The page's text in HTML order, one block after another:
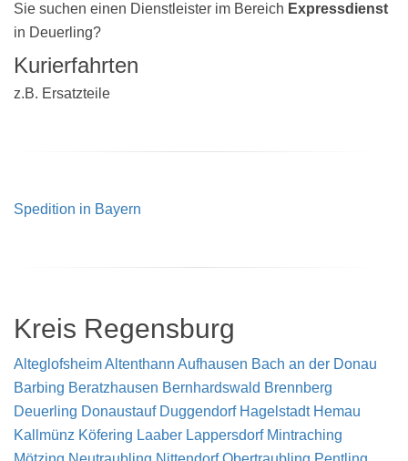
Sie suchen einen Dienstleister im Bereich Expressdienst
in Deuerling?
Kurierfahrten
z.B. Ersatzteile
Spedition in Bayern
Kreis Regensburg
AlteglofsheimAltenthann Aufhausen Bach an der Donau
Barbing Beratzhausen Bernhardswald Brennberg
Deuerling Donaustauf Duggendorf Hagelstadt Hemau
Kallmünz Köfering Laaber Lappersdorf Mintraching